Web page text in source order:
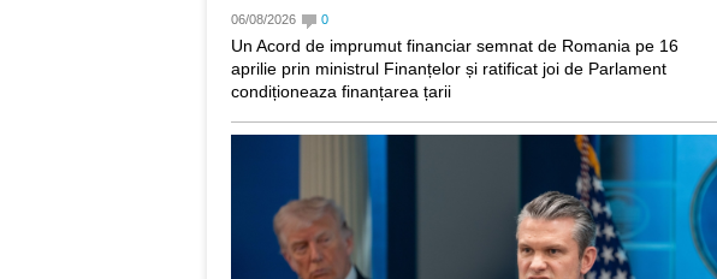
06/08/2026 0
Un Acord de imprumut financiar semnat de Romania pe 16
aprilie prin ministrul Finanțelor și ratificat joi de Parlament
condiționeaza finanțarea țarii